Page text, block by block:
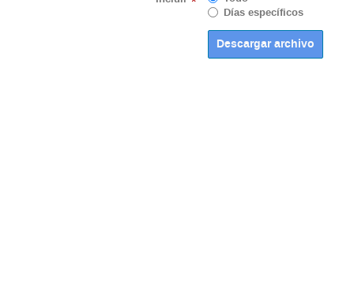
Días específicos